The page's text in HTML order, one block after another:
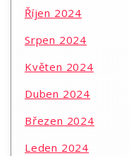
Říjen 2024
Srpen 2024
Květen 2024
Duben 2024
Březen 2024
Leden 2024